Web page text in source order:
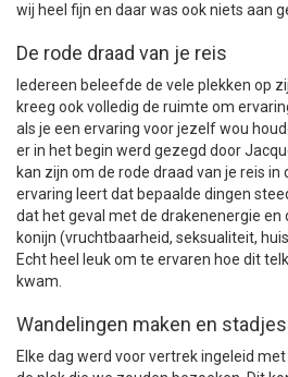
wij heel fijn en daar was ook niets aan
De rode draad van je reis
Iedereen beleefde de vele plekken op
kreeg ook volledig de ruimte om
als je een ervaring voor jezelf wou
er in het begin werd gezegd door
kan zijn om de rode draad van je reis in
ervaring leert dat bepaalde dingen
dat het geval met de drakenenergie en
konijn (vruchtbaarheid, seksualiteit,
Echt heel leuk om te ervaren hoe dit
kwam.
Wandelingen maken en
Elke dag werd voor vertrek ingeleid